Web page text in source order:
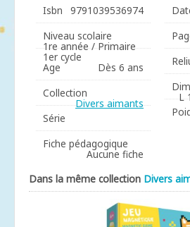
Isbn
9791039536974
Niveau scolaire
1re année / Primaire
1er cycle
Age
Dès 6 ans
Collection
Divers aimants
Série
Fiche pédagogique
Aucune fiche
L
Dans la même collection Divers